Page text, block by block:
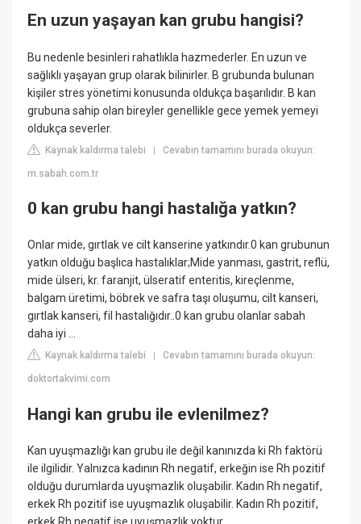
En uzun yaşayan kan grubu hangisi?
Bu nedenle besinleri rahatlıkla hazmederler. En uzun ve
sağlıklı yaşayan grup olarak bilinirler. B grubunda bulunan
kişiler stres yönetimi konusunda oldukça başarılıdır. B kan
grubuna sahip olan bireyler genellikle gece yemek yemeyi
oldukça severler.
Kaynak kaldırma talebi |Cevabın tamamını burada okuyun:
m.sabah.com.tr
0 kan grubu hangi hastalığa yatkın?
Onlar mide, gırtlak ve cilt kanserine yatkındır.0 kan grubunun
yatkın olduğu başlıca hastalıklar;Mide yanması, gastrit, reflü,
mide ülseri, kr. faranjit, ülseratif enteritis, kireçlenme,
balgam üretimi, böbrek ve safra taşı oluşumu, cilt kanseri,
gırtlak kanseri, fil hastalığıdır..0 kan grubu olanlar sabah
daha iyi ...
Kaynak kaldırma talebi |Cevabın tamamını burada okuyun:
doktortakvimi.com
Hangi kan grubu ile evlenilmez?
Kan uyuşmazlığı kan grubu ile değil kanınızda ki Rh faktörü
ile ilgilidir. Yalnızca kadının Rh negatif, erkeğin ise Rh pozitif
olduğu durumlarda uyuşmazlık oluşabilir. Kadın Rh negatif,
erkek Rh pozitif ise uyuşmazlık oluşabilir. Kadın Rh pozitif,